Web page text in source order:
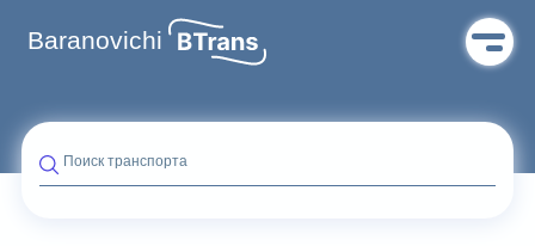
Baranovichi
Поиск транспорта